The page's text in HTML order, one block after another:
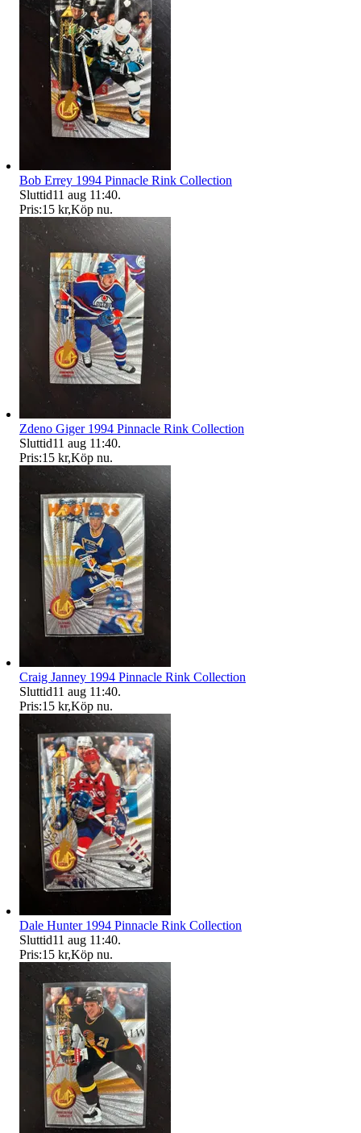
Bob Errey 1994 Pinnacle Rink Collection
Sluttid11 aug 11:40.
Pris:15 kr,Köp nu.
Zdeno Giger 1994 Pinnacle Rink Collection
Sluttid11 aug 11:40.
Pris:15 kr,Köp nu.
Craig Janney 1994 Pinnacle Rink Collection
Sluttid11 aug 11:40.
Pris:15 kr,Köp nu.
Dale Hunter 1994 Pinnacle Rink Collection
Sluttid11 aug 11:40.
Pris:15 kr,Köp nu.